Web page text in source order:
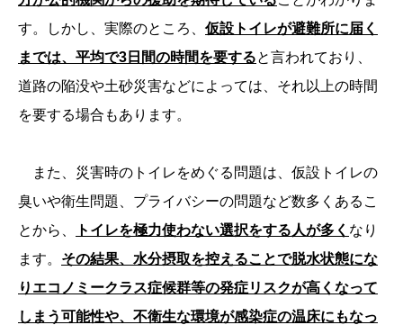
す。しかし、実際のところ、 仮設トイレが避難所に届く
までは、平均で3日間の時間を要すると言われており、
道路の陥没や土砂災害などによっては、それ以上の時間
を要する場合もあります。
また、災害時のトイレをめぐる問題は、仮設トイレの
臭いや衛生問題、プライバシーの問題など数多くあるこ
とから、
トイレを極力使わない選択をする人が多く なり
ます。 その結果、水分摂取を控えることで脱水状態にな
りエコノミークラス症候群等の発症リスクが高くなって
しまう可能性や、不衛生な環境が感染症の温床にもなっ